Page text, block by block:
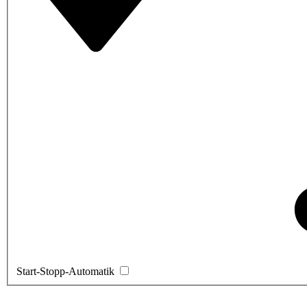
Start-Stopp-Automatik